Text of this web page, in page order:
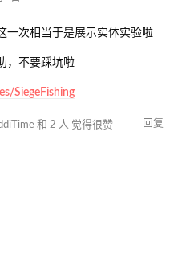
一次相当于是展示实体实验啦
，不要踩坑啦
SiegeFishing
回复
和 2 人 觉得很赞